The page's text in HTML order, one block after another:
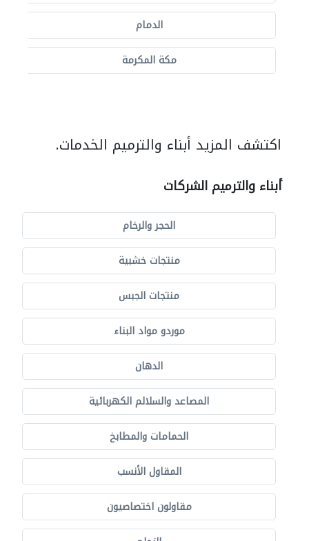
الدمام
مكة المكرمة
اكتشف المزيد أبناء والترميم الخدمات.
أبناء والترميم الشركات
الحجر والرخام
منتجات خشبية
منتجات الجبس
موردو مواد البناء
الدهان
المصاعد والسلالم الكهربائية
الحمامات والمطابخ
المقاول الأنسب
مقاولون اختصاصيون